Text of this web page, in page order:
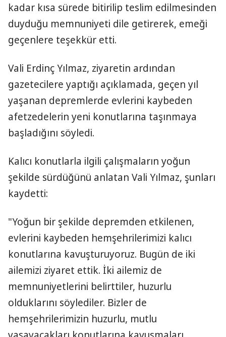
kadar kısa sürede bitirilip teslim edilmesinden
duyduğu memnuniyeti dile getirerek, emeği
geçenlere teşekkür etti.
Vali Erdinç Yılmaz, ziyaretin ardından
gazetecilere yaptığı açıklamada, geçen yıl
yaşanan depremlerde evlerini kaybeden
afetzedelerin yeni konutlarına taşınmaya
başladığını söyledi.
Kalıcı konutlarla ilgili çalışmaların yoğun
şekilde sürdüğünü anlatan Vali Yılmaz, şunları
kaydetti:
"Yoğun bir şekilde depremden etkilenen,
evlerini kaybeden hemşehrilerimizi kalıcı
konutlarına kavuşturuyoruz. Bugün de iki
ailemizi ziyaret ettik. İki ailemiz de
memnuniyetlerini belirttiler, huzurlu
olduklarını söylediler. Bizler de
hemşehrilerimizin huzurlu, mutlu